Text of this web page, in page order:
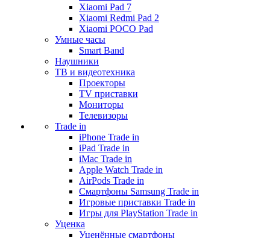
Xiaomi Pad 7
Xiaomi Redmi Pad 2
Xiaomi POCO Pad
Умные часы
Smart Band
Наушники
ТВ и видеотехника
Проекторы
TV приставки
Мониторы
Телевизоры
Trade in
iPhone Trade in
iPad Trade in
iMac Trade in
Apple Watch Trade in
AirPods Trade in
Смартфоны Samsung Trade in
Игровые приставки Trade in
Игры для PlayStation Trade in
Уценка
Уценённые смартфоны